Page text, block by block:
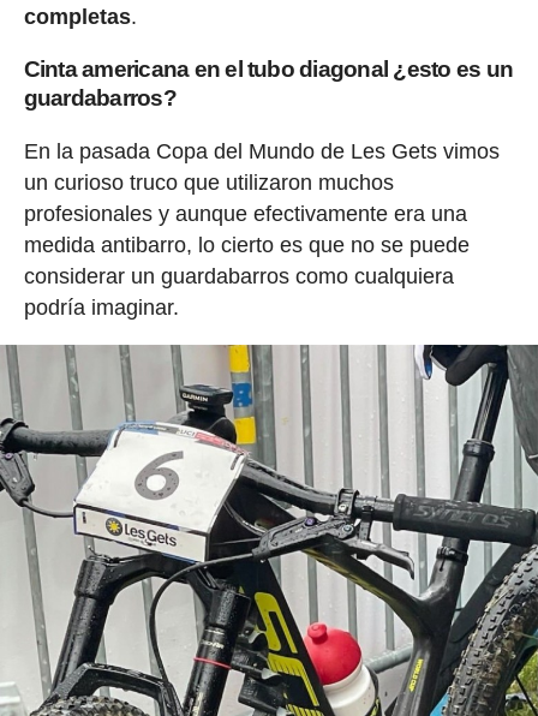
completas.
Cinta americana en el tubo diagonal ¿esto es un
guardabarros?
En la pasada Copa del Mundo de Les Gets vimos
un curioso truco que utilizaron muchos
profesionales y aunque efectivamente era una
medida antibarro, lo cierto es que no se puede
considerar un guardabarros como cualquiera
podría imaginar.